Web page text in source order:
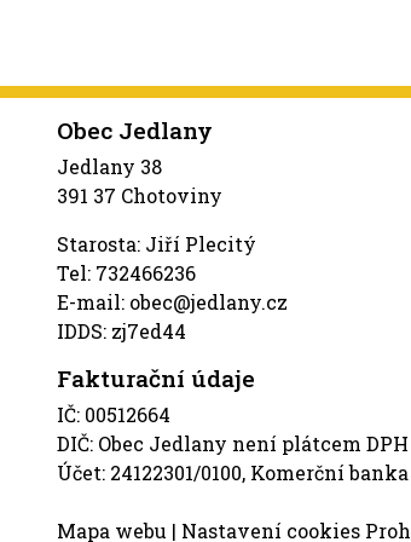
Obec Jedlany
Jedlany 38
391 37 Chotoviny
Starosta: Jiří Plecitý
Tel: 732466236
E-mail: obec@jedlany.cz
IDDS: zj7ed44
Fakturační údaje
IČ: 00512664
DIČ: Obec Jedlany není plátcem DPH
Účet: 24122301/0100, Komerční
Mapa webu | Nastavení cookies